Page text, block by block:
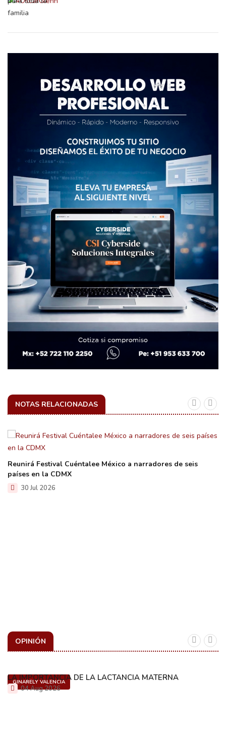
NOTAS RELACIONADAS
Reunirá Festival Cuéntalee México a narradores de seis
países en la CDMX
30 Jul 2026
OPINIÓN
GINARELY VALENCIA
LA IMPORTANCIA DE LA LACTANCIA MATERNA
04 Aug 2026